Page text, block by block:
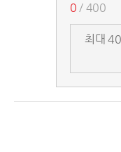
0 / 400